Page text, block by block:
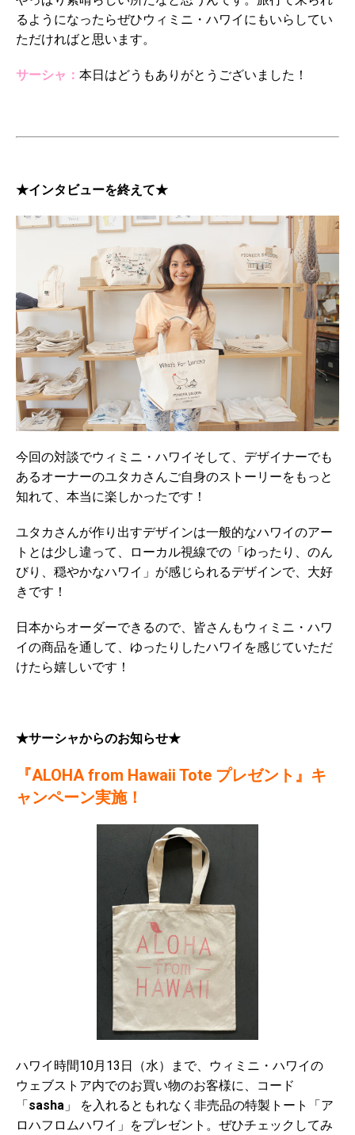
るようになったらぜひウィミニ・ハワイにもいらしてい
ただければと思います。
サーシャ： 本日はどうもありがとうございました！
★インタビューを終えて★
今回の対談でウィミニ・ハワイそして、デザイナーでも
あるオーナーのユタカさんご自身のストーリーをもっと
知れて、本当に楽しかったです！
ユタカさんが作り出すデザインは一般的なハワイのアー
トとは少し違って、ローカル視線での「ゆったり、のん
びり、穏やかなハワイ」が感じられるデザインで、大好
きです！
日本からオーダーできるので、皆さんもウィミニ・ハワ
イの商品を通して、ゆったりしたハワイを感じていただ
けたら嬉しいです！
★サーシャからのお知らせ★
『ALOHA from Hawaii Tote プレゼント』キ
ャンペーン実施！
ハワイ時間10月13日（水）まで、ウィミニ・ハワイの
ウェブストア内でのお買い物のお客様に、コード
「sasha 」 を入れるともれなく非売品の特製トート「ア
ロハフロムハワイ」をプレゼント。ぜひチェックしてみ